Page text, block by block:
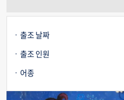
출조 날짜
출조 인원
어종